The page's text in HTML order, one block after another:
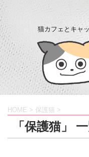
猫カフェとキャ
HOME > 保護猫 >
「保護猫」